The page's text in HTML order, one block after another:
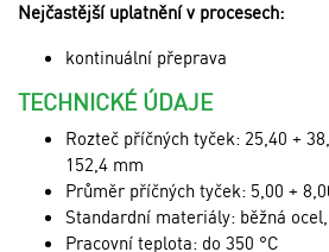
Nejčastější uplatnění v procesech:
kontinuální přeprava
TECHNICKÉ ÚDAJE
Rozteč příčných tyček: 25,40 +
152,4 mm
Průměr příčných tyček: 5,00 +
Standardní materiály: běžná
Pracovní teplota: do 350 °C